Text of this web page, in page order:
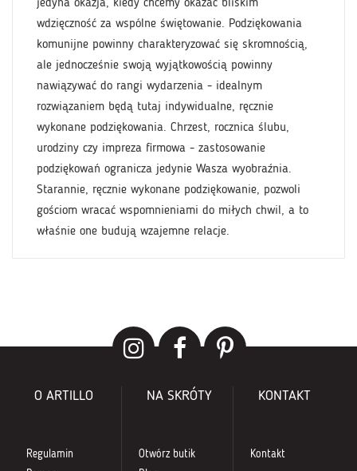
jedyna okazja, kiedy chcemy okazać bliskim
wdzięczność za wspólne świętowanie. Podziękowania
komunijne powinny charakteryzować się skromnością,
ale jednocześnie swoją wyjątkowością powinny
nawiązywać do rangi wydarzenia - idealnym
rozwiązaniem będą tutaj indywidualne, ręcznie
wykonane podziękowania. Chrzest, rocznica ślubu,
urodziny czy impreza firmowa - zastosowanie
podziękowań ogranicza jedynie Wasza wyobraźnia.
Starannie, ręcznie wykonane podziękowanie, pozwoli
gościom wracać wspomnieniami do miłych chwil, a to
właśnie one budują wzajemne relacje.
O ARTILLO
Regulamin
NA SKRÓTY
Otwórz butik
KONTAKT
Kontakt